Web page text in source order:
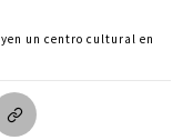
un centro cultural en